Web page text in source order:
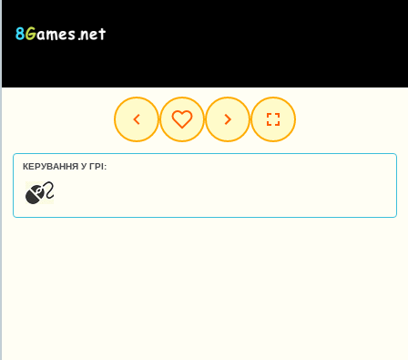
КЕРУВАННЯ У ГРІ: